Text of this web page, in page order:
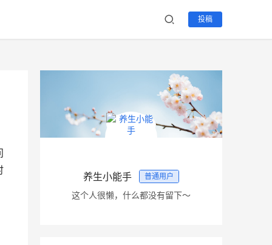
投稿
养生小能手 普通用户
这个人很懒，什么都没有留下～